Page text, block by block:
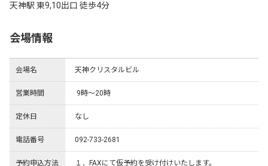
天神駅 東9,10出口 徒歩4分
会場情報
会場名 天神クリスタルビル
営業時間 9時～20時
定休日 なし
電話番号 092-733-2681
予約申込方法 １．FAXにて仮予約を受け付けいたします。